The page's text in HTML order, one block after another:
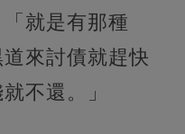
就是有那種
來討債就趕快
不還。」